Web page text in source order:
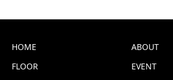
HOME
ABOUT
FLOOR
EVENT